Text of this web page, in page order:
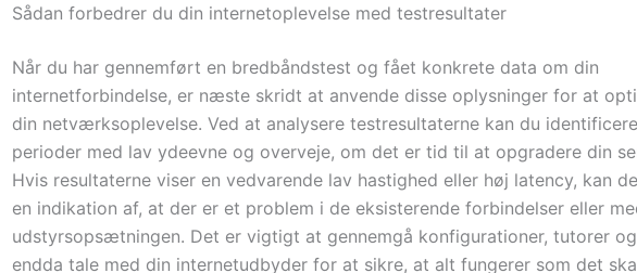
Sådan forbedrer du din internetoplevelse med testresultater
Når du har gennemført en bredbåndstest og fået konkrete data om din
internetforbindelse, er næste skridt at anvende disse oplysninger for at
din netværksoplevelse. Ved at analysere testresultaterne kan du identificere
perioder med lav ydeevne og overveje, om det er tid til at opgradere din
Hvis resultaterne viser en vedvarende lav hastighed eller høj latency, kan
en indikation af, at der er et problem i de eksisterende forbindelser eller
udstyrsopsætningen. Det er vigtigt at gennemgå konfigurationer, tutorer
endda tale med din internetudbyder for at sikre, at alt fungerer som det